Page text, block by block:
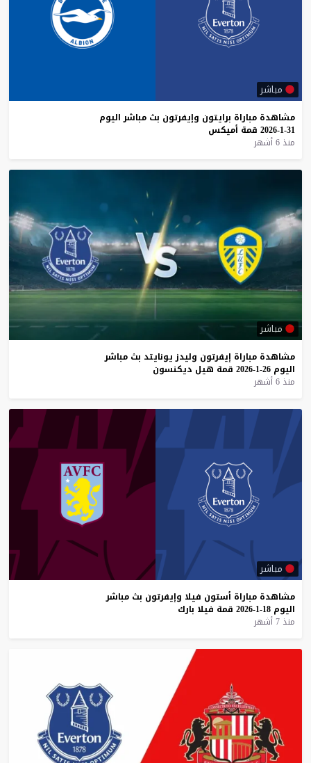
مباشر
مشاهدة مباراة برايتون وإيفرتون بث مباشر اليوم
31-1-2026
قمة أميكس
منذ 6 أشهر
مباشر
مشاهدة مباراة إيفرتون وليدز يونايتد بث مباشر
اليوم 26-1-2026 قمة هيل ديكنسون
منذ 6 أشهر
مباشر
مشاهدة مباراة أستون فيلا وإيفرتون بث مباشر
اليوم 18-1-2026 قمة فيلا بارك
منذ 7 أشهر